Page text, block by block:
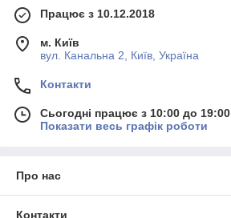
Працює з 10.12.2018
м. Київ
вул. Канальна 2, Київ, Україна
Контакти
Сьогодні працює з 10:00 до 19:00
Показати весь графік роботи
Про нас
Контакти